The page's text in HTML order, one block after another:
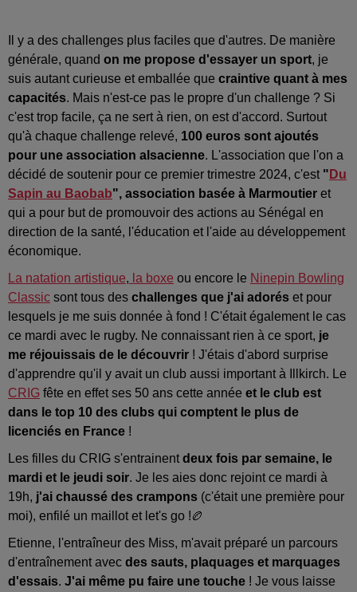
Il y a des challenges plus faciles que d'autres. De manière
générale, quand on me propose d'essayer un sport, je
suis autant curieuse et emballée que craintive quant à mes
capacités. Mais n'est-ce pas le propre d'un challenge ? Si
c'est trop facile, ça ne sert à rien, on est d'accord. Surtout
qu'à chaque challenge relevé, 100 euros sont ajoutés
pour une association alsacienne. L'association que l'on a
décidé de soutenir pour ce premier trimestre 2024, c'est " Du
Sapin au Baobab", association basée à Marmoutier et
qui a pour but de promouvoir des actions au Sénégal en
direction de la santé, l'éducation et l'aide au développement
économique.
La natation artistique, la boxe ou encore le Ninepin Bowling
Classic sont tous des challenges que j'ai adorés et pour
lesquels je me suis donnée à fond ! C'était également le cas
ce mardi avec le rugby. Ne connaissant rien à ce sport, je
me réjouissais de le découvrir ! J'étais d'abord surprise
d'apprendre qu'il y avait un club aussi important à Illkirch. Le
CRIG fête en effet ses 50 ans cette année et le club est
dans le top 10 des clubs qui comptent le plus de
licenciés en France !
Les filles du CRIG s'entrainentdeux fois par semaine, le
mardi et le jeudi soir. Je les aies donc rejoint ce mardi à
19h, j'ai chaussé des crampons (c'était une première pour
moi), enfilé un maillot et let's go !🏉
Etienne, l'entraîneur des Miss, m'avait préparé un parcours
d'entraînement avec des sauts, plaquages et marquages
d'essais. J'ai même pu faire une touche ! Je vous laisse